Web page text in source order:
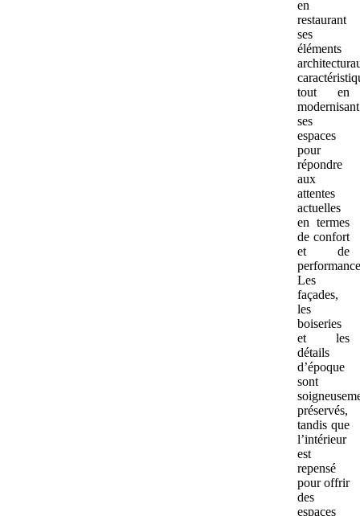
en
restaurant
ses
éléments
tout en
modernisant
ses
espaces
pour
répondre
aux
attentes
actuelles
en termes
de confort
et de
Les
façades,
les
boiseries
et les
détails
d’époque
sont
préservés,
tandis que
l’intérieur
est
repensé
pour offrir
des
espaces